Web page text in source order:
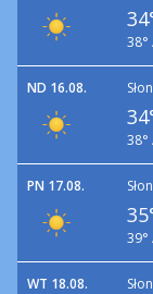
38°
ND 16.08.
38°
PN 17.08.
39°
WT 18.08.